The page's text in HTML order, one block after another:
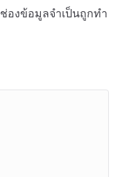
ช่องข้อมูลจำเป็นถูกทำ